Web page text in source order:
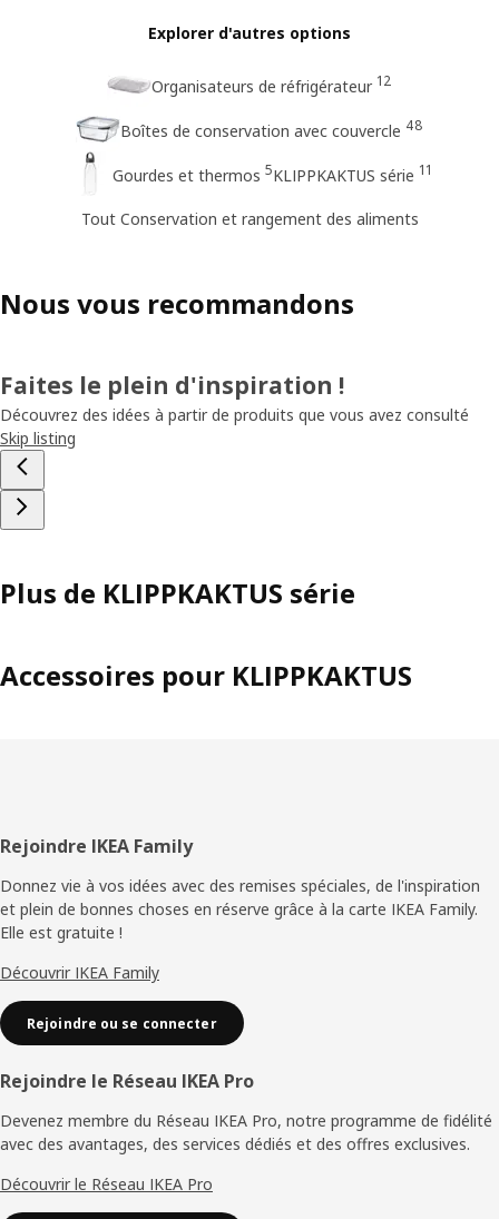
Explorer d'autres options
Organisateurs de réfrigérateur 12
Boîtes de conservation avec couvercle 48
Gourdes et thermos 5KLIPPKAKTUS série 11
Tout Conservation et rangement des aliments
Nous vous recommandons
Faites le plein d'inspiration !
Découvrez des idées à partir de produits que vous avez consulté
Skip listing
Plus de KLIPPKAKTUS série
Accessoires pour KLIPPKAKTUS
Pied
de
page
Rejoindre IKEA Family
Donnez vie à vos idées avec des remises spéciales, de l'inspiration
et plein de bonnes choses en réserve grâce à la carte IKEA Family.
Elle est gratuite !
Découvrir IKEA Family
Rejoindre ou se connecter
Rejoindre le Réseau IKEA Pro
Devenez membre du Réseau IKEA Pro, notre programme de fidélité
avec des avantages, des services dédiés et des offres exclusives.
Découvrir le Réseau IKEA Pro